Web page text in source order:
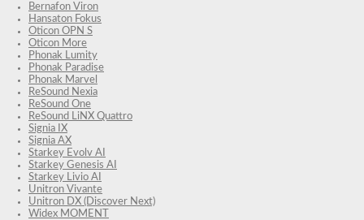
Bernafon Viron
Hansaton Fokus
Oticon OPN S
Oticon More
Phonak Lumity
Phonak Paradise
Phonak Marvel
ReSound Nexia
ReSound One
ReSound LiNX Quattro
Signia IX
Signia AX
Starkey Evolv AI
Starkey Genesis AI
Starkey Livio AI
Unitron Vivante
Unitron DX (Discover Next)
Widex MOMENT